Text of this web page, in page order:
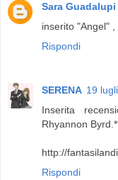
Sara Guadalupi
inserito "Angel"
Rispondi
SERENA 19
Inserita
Rhyannon
http://
Rispondi